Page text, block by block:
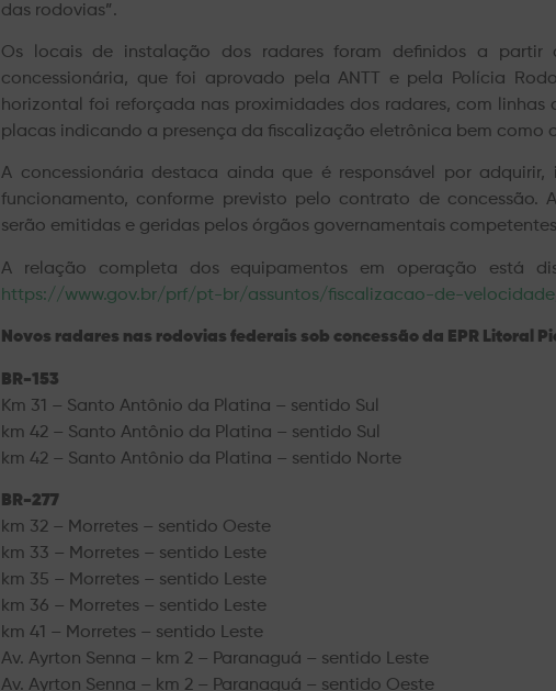
das rodovias”.
Os locais de instalação dos radares foram definidos a partir
concessionária, que foi aprovado pela ANTT e pela Polícia
horizontal foi reforçada nas proximidades dos radares, com
placas indicando a presença da fiscalização eletrônica bem como
A concessionária destaca ainda que é responsável por
funcionamento, conforme previsto pelo contrato de concessão.
serão emitidas e geridas pelos órgãos governamentais
A relação completa dos equipamentos em operação está
https://www.gov.br/prf/pt-br/assuntos/fiscalizacao-de-
Novos radares nas rodovias federais sob concessão da EPR Litoral
BR-153
Km 31 – Santo Antônio da Platina – sentido Sul
km 42 – Santo Antônio da Platina – sentido Sul
km 42 – Santo Antônio da Platina – sentido Norte
BR-277
km 32 – Morretes – sentido Oeste
km 33 – Morretes – sentido Leste
km 35 – Morretes – sentido Leste
km 36 – Morretes – sentido Leste
km 41 – Morretes – sentido Leste
Av. Ayrton Senna – km 2 – Paranaguá – sentido Leste
Av. Ayrton Senna – km 2 – Paranaguá – sentido Oeste